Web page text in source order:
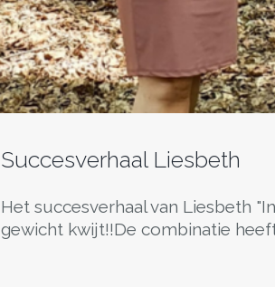
Succesverhaal Liesbeth
Het succesverhaal van Liesbeth
gewicht kwijt!!De combinatie